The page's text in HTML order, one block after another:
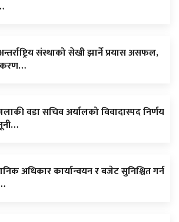
संस्थाको सेखी झार्ने प्रयास असफल,
वडा सचिव अर्यालको विवादास्पद निर्णय
अधिकार कार्यान्वयन र बजेट सुनिश्चित गर्न